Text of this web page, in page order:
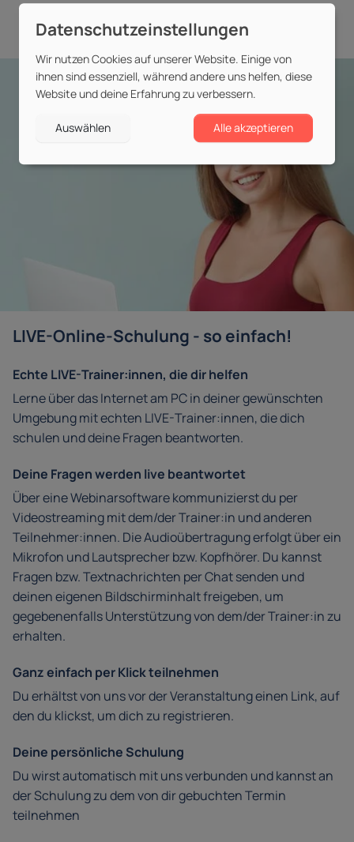
LIVE-Online-Schulung - so einfach!
Echte LIVE-Trainer:innen, die dir helfen
Lerne über das Internet am PC in deiner gewünschten
Umgebung mit echten LIVE-Trainer:innen, die dich
schulen und deine Fragen beantworten.
Deine Fragen werden live beantwortet
Über eine Webinarsoftware kommunizierst du per
Videostreaming mit dem/der Trainer:in und anderen
Teilnehmer:innen. Die Audioübertragung erfolgt über ein
Mikrofon und Lautsprecher bzw. Kopfhörer. Du kannst
Fragen bzw. Textnachrichten per Chat senden und
deinen eigenen Bildschirminhalt freigeben, um
gegebenenfalls Unterstützung von dem/der Trainer:in zu
erhalten.
Ganz einfach per Klick teilnehmen
Du erhältst von uns vor der Veranstaltung einen Link, auf
den du klickst, um dich zu registrieren.
Deine persönliche Schulung
Du wirst automatisch mit uns verbunden und kannst an
der Schulung zu dem von dir gebuchten Termin
teilnehmen
Wir nutzen Cookies auf unserer Website. Einige von
ihnen sind essenziell, während andere uns helfen, diese
Website und deine Erfahrung zu verbessern.
Auswählen Alle akzeptieren